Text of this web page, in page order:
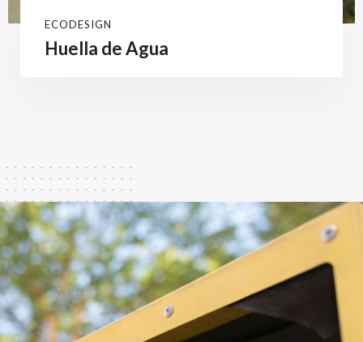
ECODESIGN
Huella de Agua